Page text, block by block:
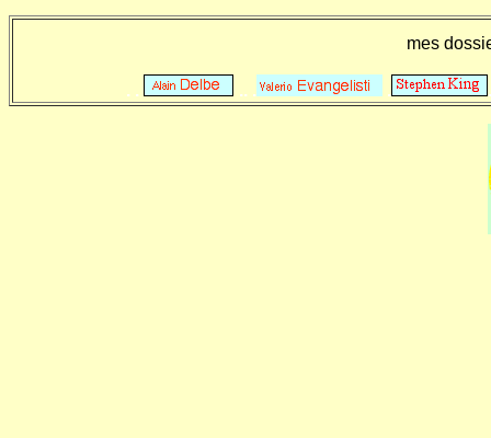
mes
. . .. . .